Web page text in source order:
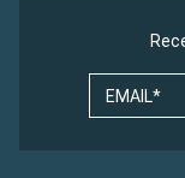
EMAIL*